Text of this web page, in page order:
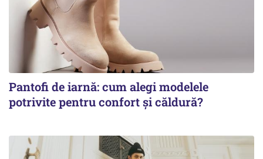
Pantofi de iarnă: cum alegi modelele
potrivite pentru confort și căldură?